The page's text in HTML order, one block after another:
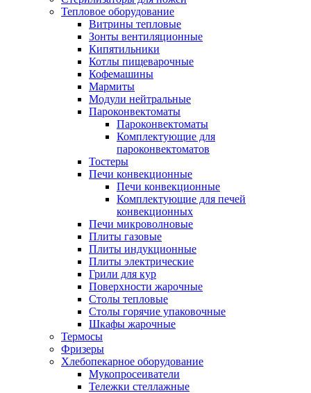
Тепловое оборудование
Витрины тепловые
Зонты вентиляционные
Кипятильники
Котлы пищеварочные
Кофемашины
Мармиты
Модули нейтральные
Пароконвектоматы
Пароконвектоматы
Комплектующие для
пароконвектоматов
Тостеры
Печи конвекционные
Печи конвекционные
Комплектующие для печей
конвекционных
Печи микроволновые
Плиты газовые
Плиты индукционные
Плиты электрические
Грили для кур
Поверхности жарочные
Столы тепловые
Столы горячие упаковочные
Шкафы жарочные
Термосы
Фризеры
Хлебопекарное оборудование
Мукопросеиватели
Тележки стеллажные